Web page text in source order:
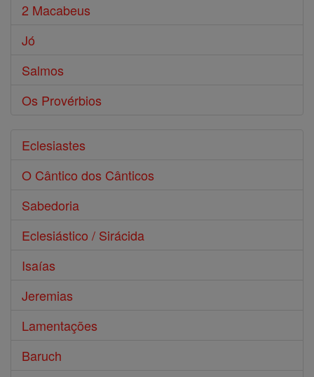
2 Macabeus
Jó
Salmos
Os Provérbios
Eclesiastes
O Cântico dos Cânticos
Sabedoria
Eclesiástico / Sirácida
Isaías
Jeremias
Lamentações
Baruch